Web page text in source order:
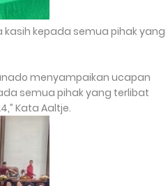
kepada semua pihak yang
menyampaikan ucapan
semua pihak yang terlibat
Kata Aaltje.